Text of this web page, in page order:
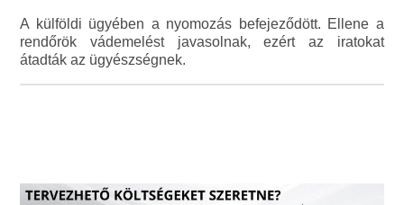
A külföldi ügyében a nyomozás befejeződött. Ellene a
rendőrök vádemelést javasolnak, ezért az iratokat
átadták az ügyészségnek.